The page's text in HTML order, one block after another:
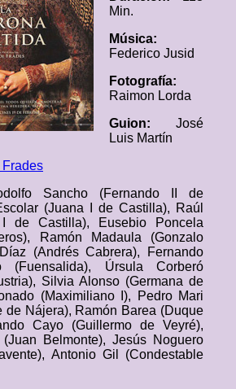
Min.
Música:
Federico Jusid
Fotografía:
Raimon Lorda
Guion: José
Luis Martín
Sancho (Fernando II de
(Juana I de Castilla), Raúl
de Castilla), Eusebio Poncela
Ramón Madaula (Gonzalo
(Andrés Cabrera), Fernando
(Fuensalida), Úrsula Corberó
Silvia Alonso (Germana de
(Maximiliano I), Pedro Mari
de Nájera), Ramón Barea (Duque
Cayo (Guillermo de Veyré),
Belmonte), Jesús Noguero
Antonio Gil (Condestable